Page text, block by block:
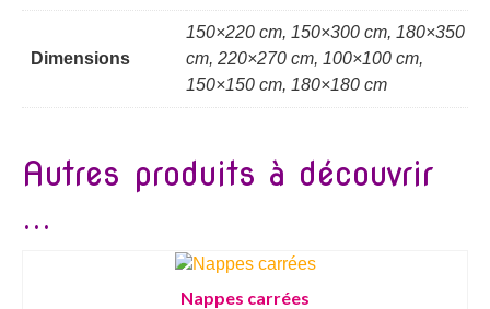
Dimensions
150×220 cm, 150×300 cm, 180×350
cm, 220×270 cm, 100×100 cm,
150×150 cm, 180×180 cm
Autres produits à découvrir
...
Nappes carrées